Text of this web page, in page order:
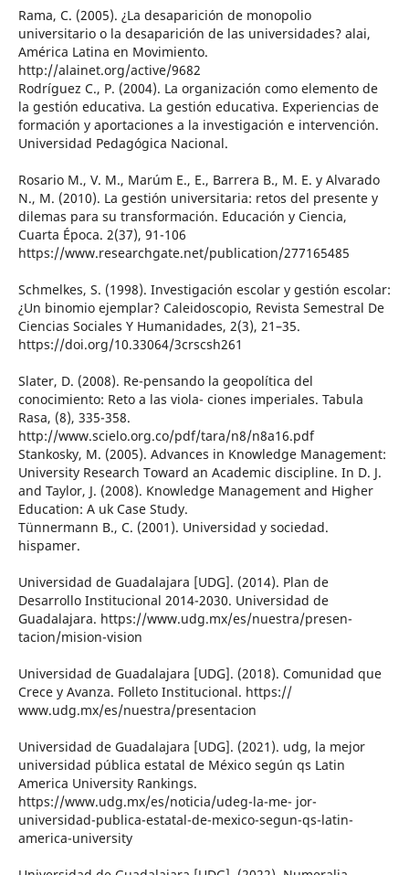
Rama, C. (2005). ¿La desaparición de monopolio
universitario o la desaparición de las universidades? alai,
América Latina en Movimiento.
http://alainet.org/active/9682
Rodríguez C., P. (2004). La organización como elemento de
la gestión educativa. La gestión educativa. Experiencias de
formación y aportaciones a la investigación e intervención.
Universidad Pedagógica Nacional.
Rosario M., V. M., Marúm E., E., Barrera B., M. E. y Alvarado
N., M. (2010). La gestión universitaria: retos del presente y
dilemas para su transformación. Educación y Ciencia,
Cuarta Época. 2(37), 91-106
https://www.researchgate.net/publication/277165485
Schmelkes, S. (1998). Investigación escolar y gestión escolar:
¿Un binomio ejemplar? Caleidoscopio, Revista Semestral De
Ciencias Sociales Y Humanidades, 2(3), 21–35.
https://doi.org/10.33064/3crscsh261
Slater, D. (2008). Re-pensando la geopolítica del
conocimiento: Reto a las viola- ciones imperiales. Tabula
Rasa, (8), 335-358.
http://www.scielo.org.co/pdf/tara/n8/n8a16.pdf
Stankosky, M. (2005). Advances in Knowledge Management:
University Research Toward an Academic discipline. In D. J.
and Taylor, J. (2008). Knowledge Management and Higher
Education: A uk Case Study.
Tünnermann B., C. (2001). Universidad y sociedad.
hispamer.
Universidad de Guadalajara [UDG]. (2014). Plan de
Desarrollo Institucional 2014-2030. Universidad de
Guadalajara. https://www.udg.mx/es/nuestra/presen-
tacion/mision-vision
Universidad de Guadalajara [UDG]. (2018). Comunidad que
Crece y Avanza. Folleto Institucional. https://
www.udg.mx/es/nuestra/presentacion
Universidad de Guadalajara [UDG]. (2021). udg, la mejor
universidad pública estatal de México según qs Latin
America University Rankings.
https://www.udg.mx/es/noticia/udeg-la-me- jor-
universidad-publica-estatal-de-mexico-segun-qs-latin-
america-university